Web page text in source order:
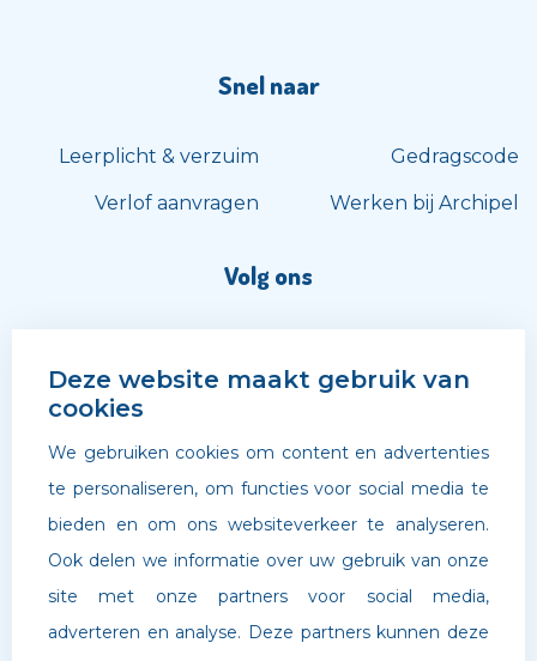
Snel naar
Leerplicht & verzuim
Verlof aanvragen
Gedragscode
Werken bij Archipel
Volg ons
Deze website maakt gebruik van
cookies
We gebruiken cookies om content en advertenties
te personaliseren, om functies voor social media te
bieden en om ons websiteverkeer te analyseren.
Ook delen we informatie over uw gebruik van onze
site met onze partners voor social media,
adverteren en analyse. Deze partners kunnen deze